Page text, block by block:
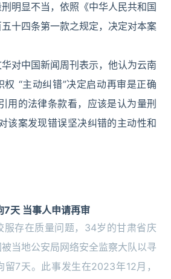
明显不当，依照《中华人民共和国
十四条第一款之规定，决定对本案
对中国新闻周刊表示，他认为云南
“主动纠错”决定启动再审是正确
用的法律条款看，应该是认为量刑
该案发现错误坚决纠错的主动性和
7天 当事人申请再审
服存在质量问题，34岁的甘肃省庆
当地公安局网络安全监察大队以寻
7天。此事发生在2023年12月，